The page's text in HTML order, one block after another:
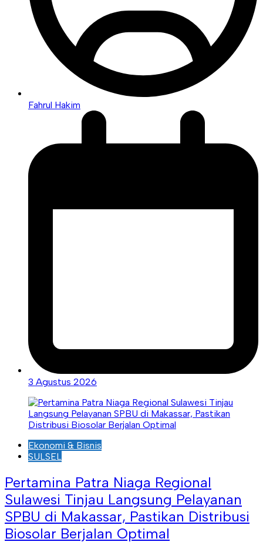
Fahrul Hakim
3 Agustus 2026
Ekonomi & Bisnis
SULSEL
Pertamina Patra Niaga Regional
Sulawesi Tinjau Langsung Pelayanan
SPBU di Makassar, Pastikan Distribusi
Biosolar Berjalan Optimal